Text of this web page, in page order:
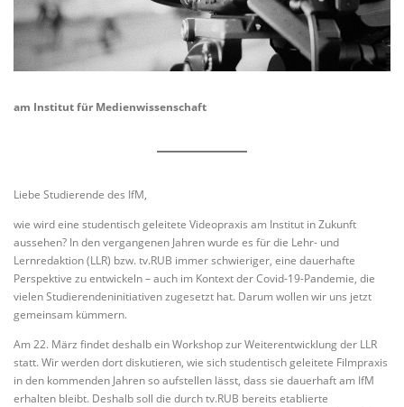
am Institut für Medienwissenschaft
Liebe Studierende des IfM,
wie wird eine studentisch geleitete Videopraxis am Institut in Zukunft
aussehen? In den vergangenen Jahren wurde es für die Lehr- und
Lernredaktion (LLR) bzw. tv.RUB immer schwieriger, eine dauerhafte
Perspektive zu entwickeln – auch im Kontext der Covid-19-Pandemie, die
vielen Studierendeninitiativen zugesetzt hat. Darum wollen wir uns jetzt
gemeinsam kümmern.
Am 22. März findet deshalb ein Workshop zur Weiterentwicklung der LLR
statt. Wir werden dort diskutieren, wie sich studentisch geleitete Filmpraxis
in den kommenden Jahren so aufstellen lässt, dass sie dauerhaft am IfM
erhalten bleibt. Deshalb soll die durch tv.RUB bereits etablierte